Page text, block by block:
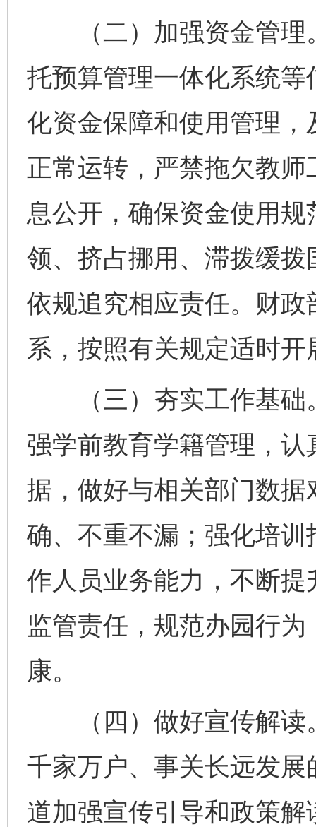
（二）加强资金管理
托预算管理一体化系统
化资金保障和使用管理
正常运转，严禁拖欠教
息公开，确保资金使用
领、挤占挪用、滞拨缓
依规追究相应责任。财
系，按照有关规定适时开
（三）夯实工作基础
强学前教育学籍管理，
据，做好与相关部门数
确、不重不漏；强化培
作人员业务能力，不断
监管责任，规范办园行
康。
（四）做好宣传解读
千家万户、事关长远发
道加强宣传引导和政策